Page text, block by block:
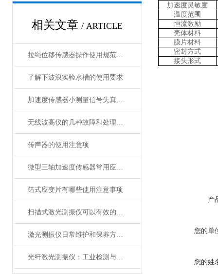
相关文章 / ARTICLE
拉绳位移传感器操作使用规范有哪些？
了解下波浪实验水槽的使用要求
加速度传感器小测量信号失真,问题解决方法有了
无线波高仪的几种故障和处理方法
传声器的使用注意项
微型三轴加速度传感器常用应用领域
箔式应变片有哪些使用注意事项
扫描式激光测振仪可以有效的测量电机的振幅和频率
激光测振仪日常维护和保养方案是什么
光纤激光测振仪：工业检测与科研探索的“光学利刃”
加速度灵敏度
温度范围
恒流激励
壳体材料
膜片材料
密封方式
接头形式
产
您的单
您的姓